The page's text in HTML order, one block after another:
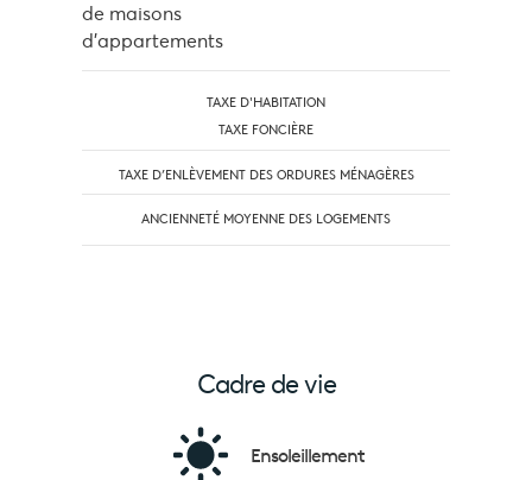
de maisons
d'appartements
TAXE D'HABITATION
TAXE FONCIÈRE
TAXE D’ENLÈVEMENT DES ORDURES MÉNAGÈRES
ANCIENNETÉ MOYENNE DES LOGEMENTS
Cadre de vie
Ensoleillement